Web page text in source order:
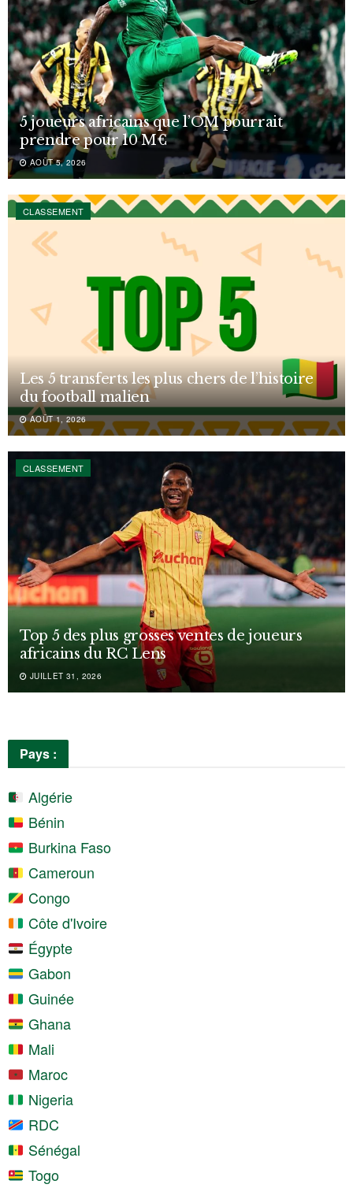
5 joueurs africains que l’OM pourrait
prendre pour 10 M€
AOÛT 5, 2026
CLASSEMENT
Les 5 transferts les plus chers de l’histoire
du football malien
AOÛT 1, 2026
CLASSEMENT
Top 5 des plus grosses ventes de joueurs
africains du RC Lens
JUILLET 31, 2026
Pays :
Algérie
Bénin
Burkina Faso
Cameroun
Congo
Côte d'Ivoire
Égypte
Gabon
Guinée
Ghana
Mali
Maroc
Nigeria
RDC
Sénégal
Togo